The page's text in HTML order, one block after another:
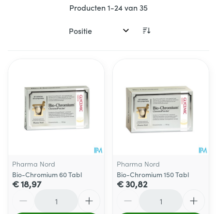
Producten1-24van35
Sorteer op:
Pharma Nord
Bio-Chromium 60 Tabl
€ 18,97
Pharma Nord
Bio-Chromium 150 Tabl
€ 30,82